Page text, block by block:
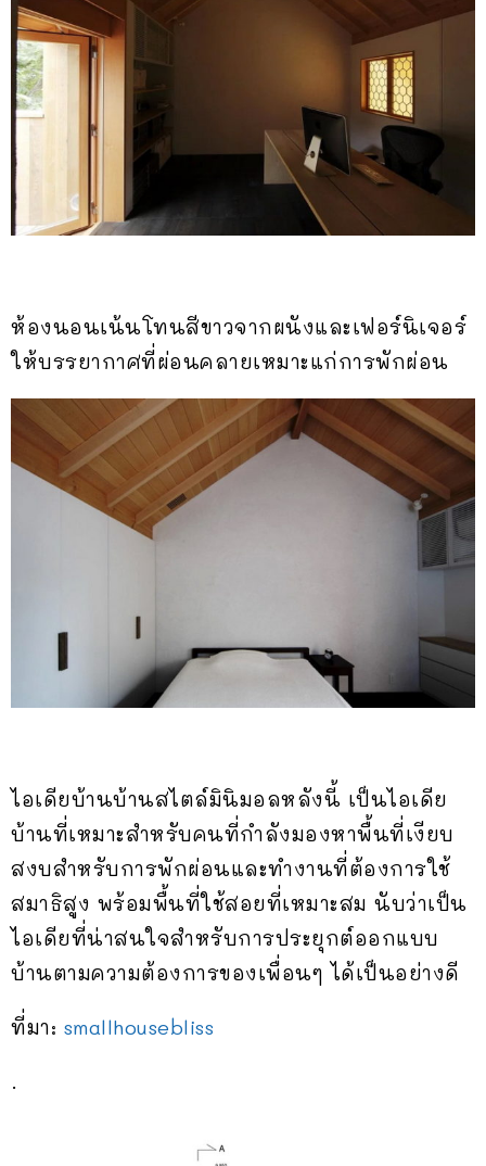
ห้องนอนเน้นโทนสีขาวจากผนังและเฟอร์นิเจอร์
ให้บรรยากาศที่ผ่อนคลายเหมาะแก่การพักผ่อน
ไอเดียบ้านบ้านสไตล์มินิมอลหลังนี้ เป็นไอเดีย
บ้านที่เหมาะสำหรับคนที่กำลังมองหาพื้นที่เงียบ
สงบสำหรับการพักผ่อนและทำงานที่ต้องการใช้
สมาธิสูง พร้อมพื้นที่ใช้สอยที่เหมาะสม นับว่าเป็น
ไอเดียที่น่าสนใจสำหรับการประยุกต์ออกแบบ
บ้านตามความต้องการของเพื่อนๆ ได้เป็นอย่างดี
ที่มา: smallhousebliss
.